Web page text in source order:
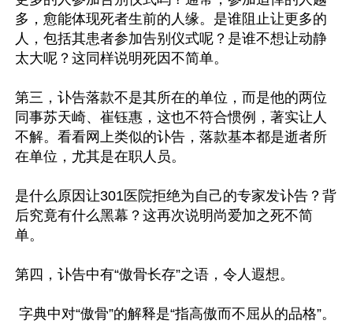
多，愈能体现死者生前的人缘。是谁阻止让更多的
人，包括其患者参加告别仪式呢？是谁不想让动静
太大呢？这同样说明死因不简单。
第三，讣告落款不是其所在的单位，而是他的两位
同事苏天崎、崔钰惠，这也不符合惯例，著实让人
不解。看看网上类似的讣告，落款基本都是逝者所
在单位，尤其是在职人员。
是什么原因让301医院拒绝为自己的专家发讣告？背
后究竟有什么黑幕？这再次说明尚爱加之死不简
单。
第四，讣告中有“傲骨长存”之语，令人遐想。